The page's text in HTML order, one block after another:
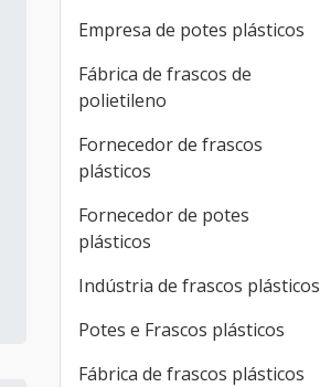
Empresa de potes plásticos
Fábrica de frascos de
polietileno
Fornecedor de frascos
plásticos
Fornecedor de potes
plásticos
Indústria de frascos plásticos
Potes e Frascos plásticos
Fábrica de frascos plásticos